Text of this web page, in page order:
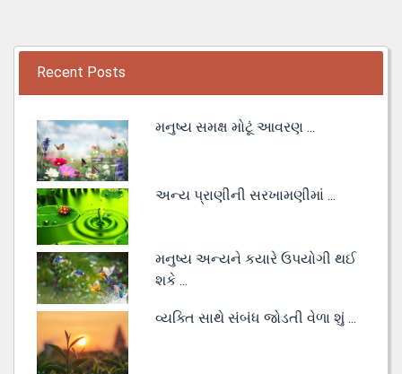
Recent Posts
મનુષ્ય સમક્ષ મોટૂં આવરણ ...
અન્ય પ્રાણીની સરખામણીમાં ...
મનુષ્ય અન્યને કયારે ઉપયોગી થઈ
શકે ...
વ્યક્તિ સાથે સંબંધ જોડતી વેળા શું ...